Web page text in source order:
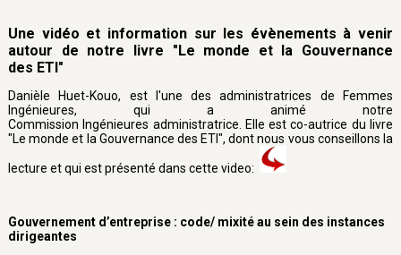
Une vidéo et information sur les évènements à venir
autour de notre livre "Le monde et la Gouvernance
des ETI"
Danièle Huet-Kouo, est l'une des administratrices de Femmes
Ingénieures, qui a animé notre
Commission Ingénieures administratrice. Elle est co-autrice du livre
"Le monde et la Gouvernance des ETI", dont nous vous conseillons la
lecture et qui est présenté dans cette video:
Gouvernement d’entreprise : code/ mixité au sein des instances
dirigeantes